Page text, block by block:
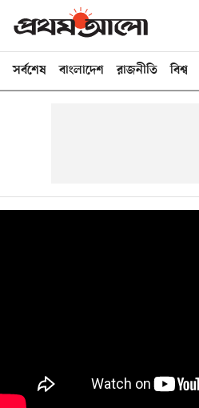
সর্বশেষ বাংলাদেশ রাজনীতি বিশ্ব